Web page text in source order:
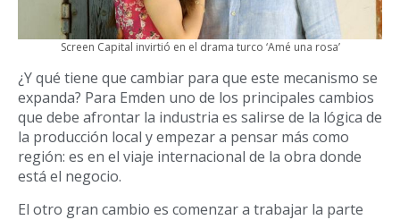
Screen Capital invirtió en el drama turco ‘Amé una rosa’
¿Y qué tiene que cambiar para que este mecanismo se
expanda? Para Emden uno de los principales cambios
que debe afrontar la industria es salirse de la lógica de
la producción local y empezar a pensar más como
región: es en el viaje internacional de la obra donde
está el negocio.
El otro gran cambio es comenzar a trabajar la parte